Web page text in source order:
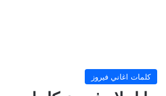
كلمات اغاني فيروز